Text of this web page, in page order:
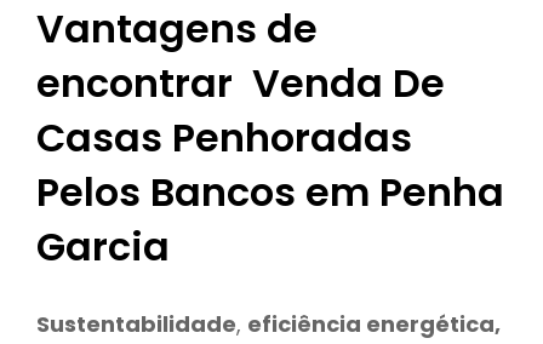
Vantagens de
encontrar Venda De
Casas Penhoradas
Pelos Bancos em Penha
Garcia
Sustentabilidade, eficiência energética,